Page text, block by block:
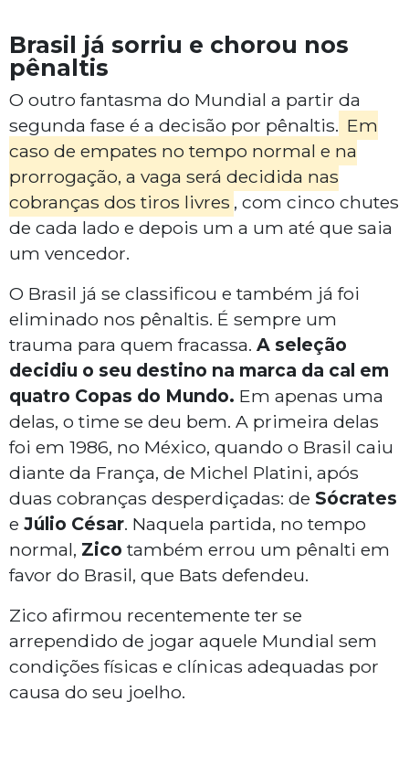
Brasil já sorriu e chorou nos
pênaltis
O outro fantasma do Mundial a partir da
segunda fase é a decisão por pênaltis. Em
caso de empates no tempo normal e na
prorrogação, a vaga será decidida nas
cobranças dos tiros livres , com cinco chutes
de cada lado e depois um a um até que saia
um vencedor.
O Brasil já se classificou e também já foi
eliminado nos pênaltis. É sempre um
trauma para quem fracassa. A seleção
decidiu o seu destino na marca da cal em
quatro Copas do Mundo. Em apenas uma
delas, o time se deu bem. A primeira delas
foi em 1986, no México, quando o Brasil caiu
diante da França, de Michel Platini, após
duas cobranças desperdiçadas: de Sócrates
e Júlio César. Naquela partida, no tempo
normal, Zico também errou um pênalti em
favor do Brasil, que Bats defendeu.
Zico afirmou recentemente ter se
arrependido de jogar aquele Mundial sem
condições físicas e clínicas adequadas por
causa do seu joelho.